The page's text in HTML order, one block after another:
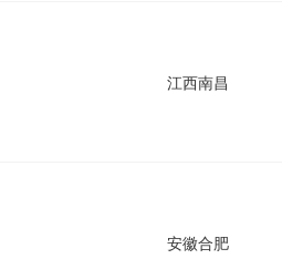
江西南昌
安徽合肥